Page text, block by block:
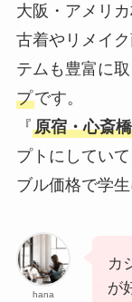
大阪・アメリ
古着やリメイ
テムも豊富に
プです。
『原宿・心斎
プトにしてい
ブル価格で学
hana
カ
が